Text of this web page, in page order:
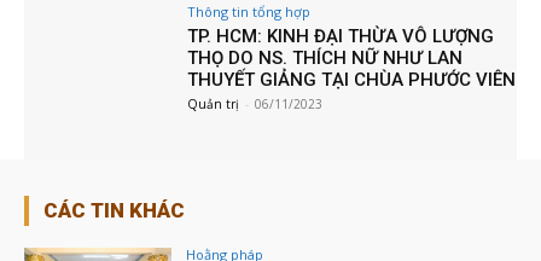
Thông tin tổng hợp
TP. HCM: KINH ĐẠI THỪA VÔ LƯỢNG
THỌ DO NS. THÍCH NỮ NHƯ LAN
THUYẾT GIẢNG TẠI CHÙA PHƯỚC VIÊN
Quản trị - 06/11/2023
CÁC TIN KHÁC
Hoằng pháp